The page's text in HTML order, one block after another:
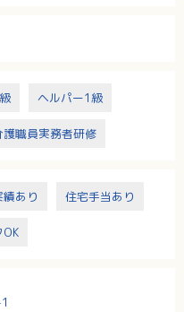
ヘルパー1級
護職員実務者研修
あり 住宅手当あり